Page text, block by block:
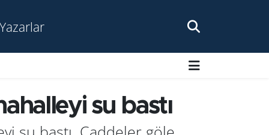
Yazarlar
su bastı